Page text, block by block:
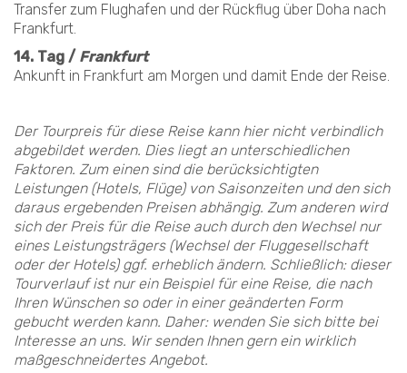
Transfer zum Flughafen und der Rückflug über Doha nach
Frankfurt.
14. Tag / Frankfurt
Ankunft in Frankfurt am Morgen und damit Ende der Reise.
Der Tourpreis für diese Reise kann hier nicht verbindlich
abgebildet werden. Dies liegt an unterschiedlichen
Faktoren. Zum einen sind die berücksichtigten
Leistungen (Hotels, Flüge) von Saisonzeiten und den sich
daraus ergebenden Preisen abhängig. Zum anderen wird
sich der Preis für die Reise auch durch den Wechsel nur
eines Leistungsträgers (Wechsel der Fluggesellschaft
oder der Hotels) ggf. erheblich ändern. Schließlich: dieser
Tourverlauf ist nur ein Beispiel für eine Reise, die nach
Ihren Wünschen so oder in einer geänderten Form
gebucht werden kann. Daher: wenden Sie sich bitte bei
Interesse an uns. Wir senden Ihnen gern ein wirklich
maßgeschneidertes Angebot.